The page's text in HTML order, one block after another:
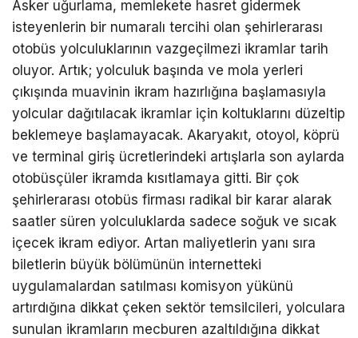
Asker uğurlama, memlekete hasret gidermek
isteyenlerin bir numaralı tercihi olan şehirlerarası
otobüs yolculuklarının vazgeçilmezi ikramlar tarih
oluyor. Artık; yolculuk başında ve mola yerleri
çıkışında muavinin ikram hazırlığına başlamasıyla
yolcular dağıtılacak ikramlar için koltuklarını düzeltip
beklemeye başlamayacak. Akaryakıt, otoyol, köprü
ve terminal giriş ücretlerindeki artışlarla son aylarda
otobüsçüler ikramda kısıtlamaya gitti. Bir çok
şehirlerarası otobüs firması radikal bir karar alarak
saatler süren yolculuklarda sadece soğuk ve sıcak
içecek ikram ediyor. Artan maliyetlerin yanı sıra
biletlerin büyük bölümünün internetteki
uygulamalardan satılması komisyon yükünü
artırdığına dikkat çeken sektör temsilcileri, yolculara
sunulan ikramların mecburen azaltıldığına dikkat